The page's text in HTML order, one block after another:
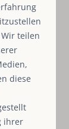
OTAs
wird
die
teilen
diese
ihrer